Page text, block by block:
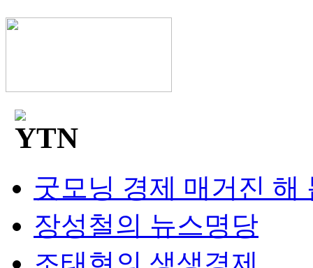
굿모닝 경제 매거진 해
장성철의 뉴스명당